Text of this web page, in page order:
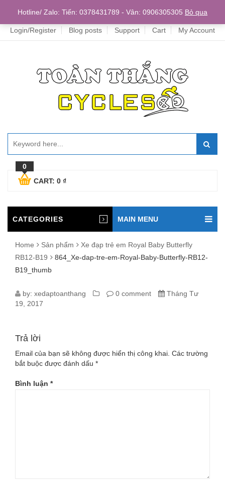
Home
Login/Register Blog posts Support Cart My Account
0
CART: 0 ₫
CATEGORIES MAIN MENU
Home Sản phẩm
Xe đạp trẻ em Royal Baby Butterfly
RB12-B19
864_Xe-dap-tre-em-Royal-Baby-Butterfly-RB12-
B19_thumb
864_XE-
TRE-
EM-
by: xedaptoanthang 0 comment
Tháng Tư
19, 2017
Trả lời
Email của bạn sẽ không được hiển thị công khai. Các trường
bắt buộc được đánh dấu *
Bình luận *
Hotline/ Zalo: Tiến: 0378431789 - Vân: 0906305305 Bỏ qua